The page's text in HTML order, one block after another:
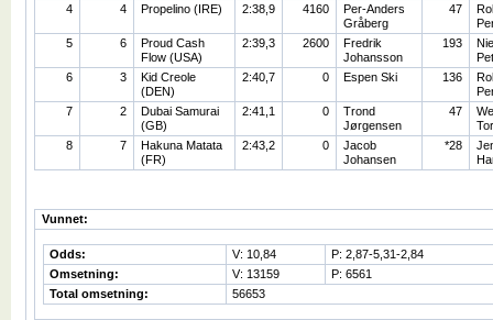
4
4 Propelino (IRE) 2:38,9 4160
Per-Anders
Gråberg
47
5
6
Proud Cash
Flow (USA)
2:39,3 2600
Fredrik
Johansson
193
6
3
Kid Creole
(DEN)
2:40,7 0 Espen Ski 136
7
2
Dubai Samurai
(GB)
2:41,1 0
Trond
Jørgensen
47
8
7
Hakuna Matata
(FR)
2:43,2 0
Jacob
Johansen
*28
Vunnet:
Odds: V: 10,84
P: 2,87-5,31-2,84
Omsetning:
V: 13159
P: 6561
Total omsetning:
56653